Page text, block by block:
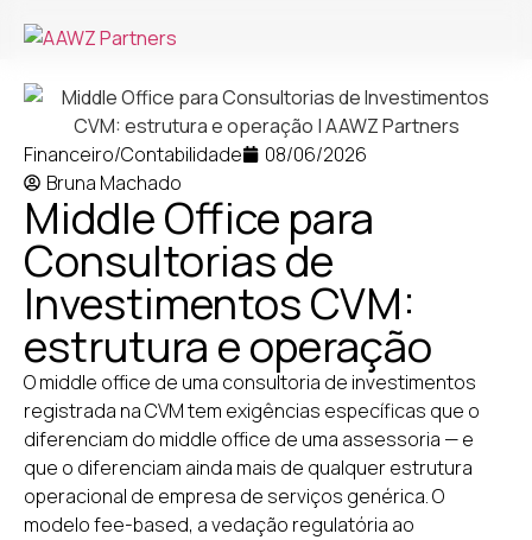
Financeiro/Contabilidade
08/06/2026
Bruna Machado
Middle Office para
Consultorias de
Investimentos CVM:
estrutura e operação
O middle office de uma consultoria de investimentos
registrada na CVM tem exigências específicas que o
diferenciam do middle office de uma assessoria — e
que o diferenciam ainda mais de qualquer estrutura
operacional de empresa de serviços genérica. O
modelo fee-based, a vedação regulatória ao